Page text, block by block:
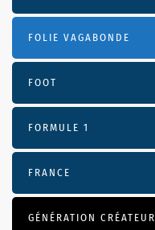
FOLIE VAGABONDE
FOOT
FORMULE 1
FRANCE
GÉNÉRATION CRÉATEUR